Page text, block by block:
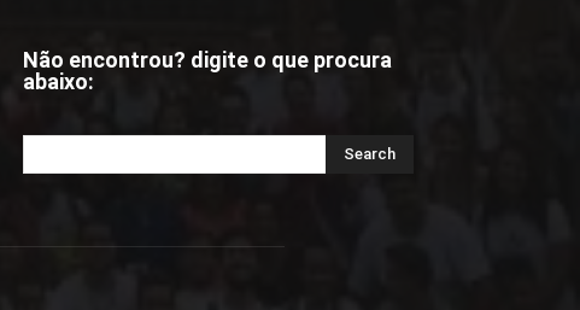
Não encontrou? digite o que procura
abaixo: